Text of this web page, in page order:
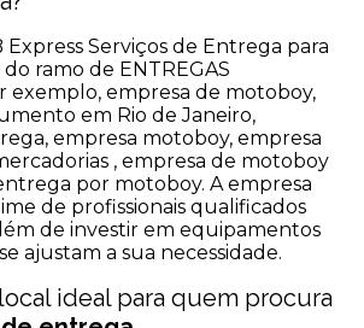
Express Serviços de Entrega para
ramo de ENTREGAS
exemplo, empresa de motoboy,
em Rio de Janeiro,
empresa motoboy, empresa
, empresa de motoboy
por motoboy. A empresa
de profissionais qualificados
de investir em equipamentos
ajustam a sua necessidade.
ideal para quem procura